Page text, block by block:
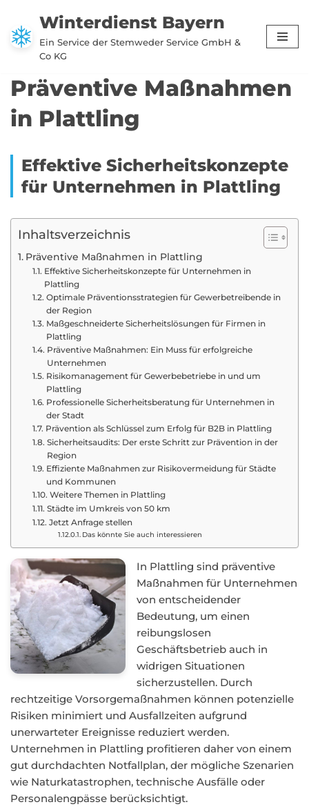
Zum
Inhalt
Winterdienst Bayern
Ein Service der Stemweder Service GmbH &
Co KG
Präventive Maßnahmen
in Plattling
Effektive Sicherheitskonzepte
für Unternehmen in Plattling
Inhaltsverzeichnis
Präventive Maßnahmen in Plattling
Effektive Sicherheitskonzepte für Unternehmen in
Plattling
Optimale Präventionsstrategien für Gewerbetreibende in
der Region
Maßgeschneiderte Sicherheitslösungen für Firmen in
Plattling
Präventive Maßnahmen: Ein Muss für erfolgreiche
Unternehmen
Risikomanagement für Gewerbebetriebe in und um
Plattling
Professionelle Sicherheitsberatung für Unternehmen in
der Stadt
Prävention als Schlüssel zum Erfolg für B2B in Plattling
Sicherheitsaudits: Der erste Schritt zur Prävention in der
Region
Effiziente Maßnahmen zur Risikovermeidung für Städte
und Kommunen
Weitere Themen in Plattling
Städte im Umkreis von 50 km
Jetzt Anfrage stellen
Das könnte Sie auch interessieren
In Plattling sind präventive
Maßnahmen für Unternehmen
von entscheidender
Bedeutung, um einen
reibungslosen
Geschäftsbetrieb auch in
widrigen Situationen
sicherzustellen. Durch
rechtzeitige Vorsorgemaßnahmen können potenzielle
Risiken minimiert und Ausfallzeiten aufgrund
unerwarteter Ereignisse reduziert werden.
Unternehmen in Plattling profitieren daher von einem
gut durchdachten Notfallplan, der mögliche Szenarien
wie Naturkatastrophen, technische Ausfälle oder
Personalengpässe berücksichtigt.